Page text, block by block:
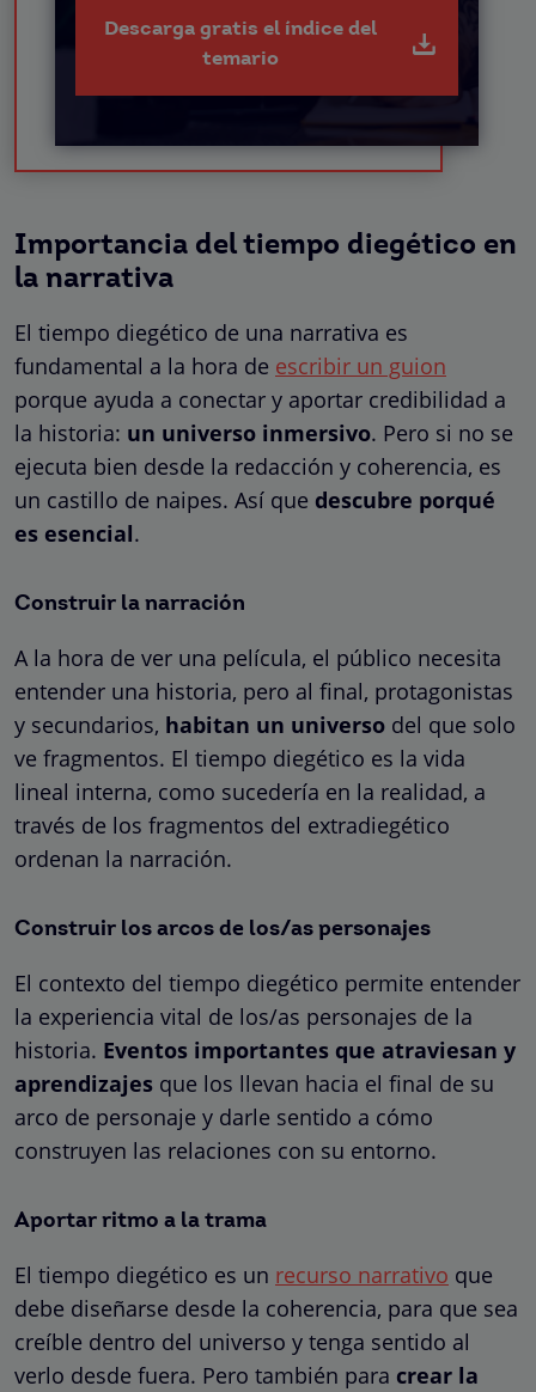
Descarga gratis el índice del
temario
Importancia del tiempo diegético en
la narrativa
El tiempo diegético de una narrativa es
fundamental a la hora de escribir un guion
porque ayuda a conectar y aportar credibilidad a
la historia: un universo inmersivo. Pero si no se
ejecuta bien desde la redacción y coherencia, es
un castillo de naipes. Así que descubre porqué
es esencial.
Construir la narración
A la hora de ver una película, el público necesita
entender una historia, pero al final, protagonistas
y secundarios, habitan un universo del que solo
ve fragmentos. El tiempo diegético es la vida
lineal interna, como sucedería en la realidad, a
través de los fragmentos del extradiegético
ordenan la narración.
Construir los arcos de los/as personajes
El contexto del tiempo diegético permite entender
la experiencia vital de los/as personajes de la
historia. Eventos importantes que atraviesan y
aprendizajes que los llevan hacia el final de su
arco de personaje y darle sentido a cómo
construyen las relaciones con su entorno.
Aportar ritmo a la trama
El tiempo diegético es un recurso narrativo que
debe diseñarse desde la coherencia, para que sea
creíble dentro del universo y tenga sentido al
verlo desde fuera. Pero también para crear la